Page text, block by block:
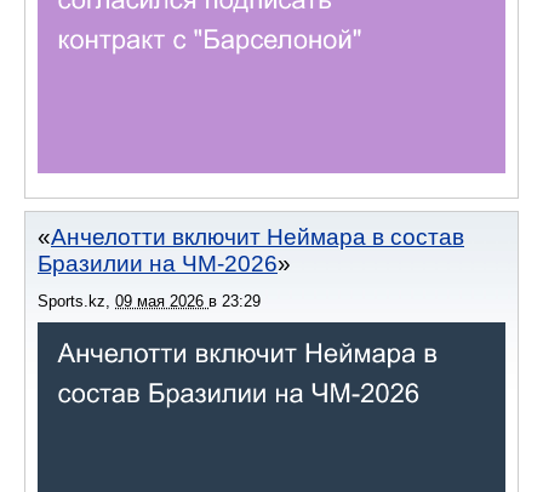
Анчелотти включит Неймара в состав
Бразилии на ЧМ-2026
Sports.kz 09 мая 2026 в 23:29